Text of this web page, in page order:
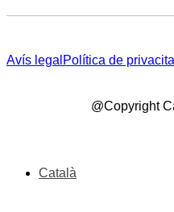
Avís legal Política de
@Copyright
Català